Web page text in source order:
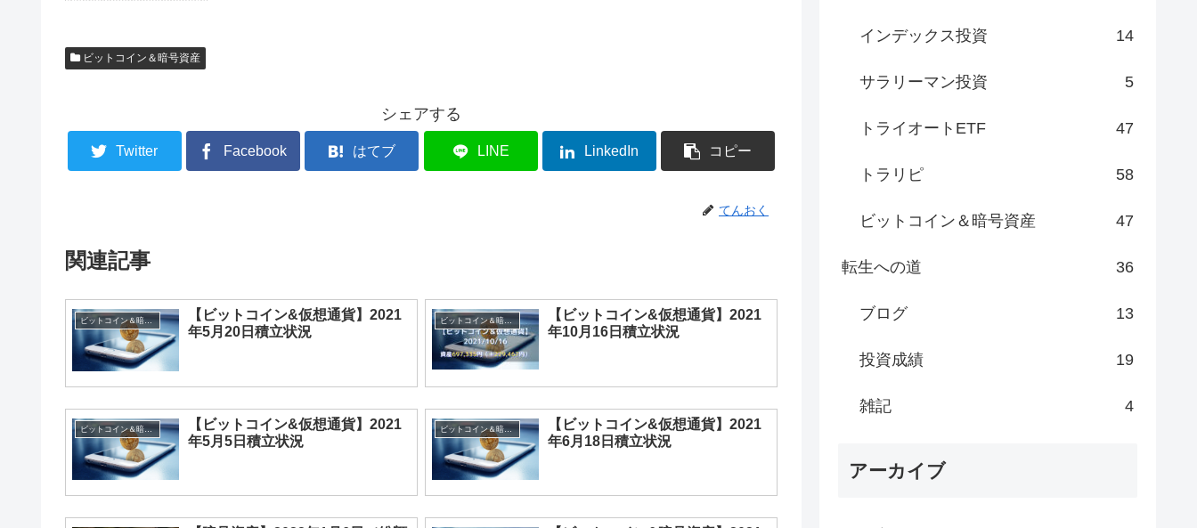
ビットコイン＆暗号資産
シェアする
Twitter Facebook はてブ LINE LinkedIn コピー
てんおく
関連記事
ビットコイン＆暗号資産
【ビットコイン&仮想通貨】2021
年5月20日積立状況
ビットコイン＆暗号資産
【ビットコイン&仮想通貨】2021
年10月16日積立状況
ビットコイン＆暗号資産
【ビットコイン&仮想通貨】2021
年5月5日積立状況
ビットコイン＆暗号資産
【ビットコイン&仮想通貨】2021
年6月18日積立状況
インデックス投資 14
サラリーマン投資 5
トライオートETF 47
トラリピ 58
ビットコイン＆暗号資産 47
転生への道 36
ブログ 13
投資成績 19
雑記 4
アーカイブ